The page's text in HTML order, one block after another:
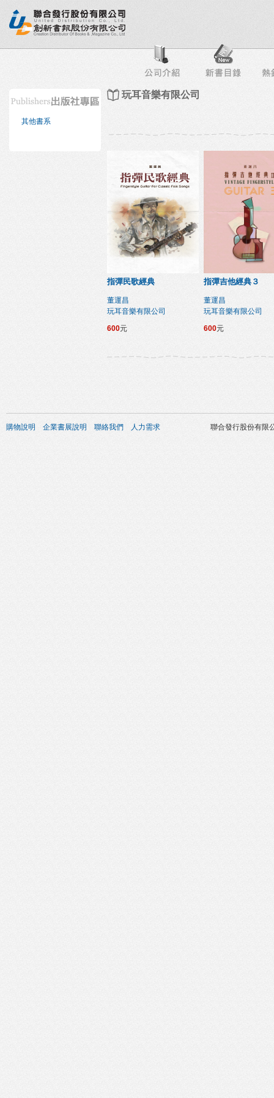
榜 出版社專區 書店專區 目錄下載 會員服務
其他書系
玩耳音樂有限公司
指彈民歌經典
董運昌
玩耳音樂有限公司
600元
指彈吉他經典３
董運昌
玩耳音樂有限公司
600元
購物說明 企業書展說明 聯絡我們 人力需求 聯合發行股份有限